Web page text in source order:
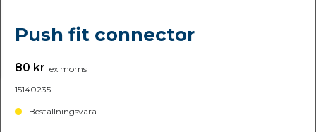
Push fit connector
80 kr ex moms
15140235
Beställningsvara